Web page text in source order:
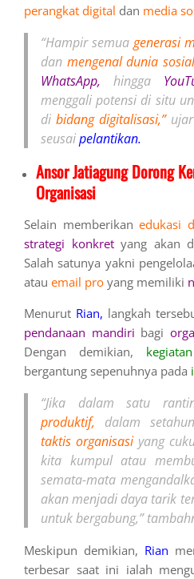
perangkat digital dan media
“Hampir semua generasi
dan mengenal dunia
WhatsApp, hingga
menggali potensi di situ
di bidang digitalisasi,”ujar
seusaipelantikan.
Ansor Jatiagung Dorong
Organisasi
Selain memberikanedukasi
strategi konkretyang akan
Salah satunya yakni
atau email pro yang memiliki
Menurut Rian, langkah
pendanaan mandiri bagi
Dengan demikian,
bergantung sepenuhnya pada
“Jika dalam satu
produktif, dalam
taktis organisasiyang
kita kumpul atau
semata-mata
akan menjadi daya tarik
untuk bergabung,”
Meskipun demikian, Rian
terbesar saat ini ialah